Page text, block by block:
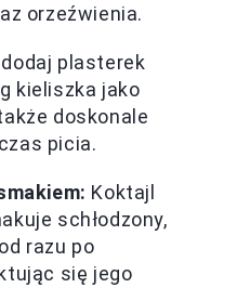
orzeźwienia.
plasterek
kieliszka jako
doskonale
picia.
Koktajl
schłodzony,
razu po
się jego